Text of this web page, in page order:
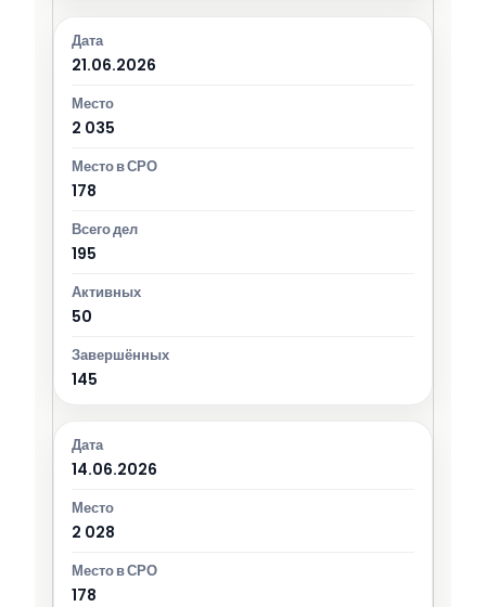
21.06.2026
2 035
178
195
50
145
14.06.2026
2 028
178